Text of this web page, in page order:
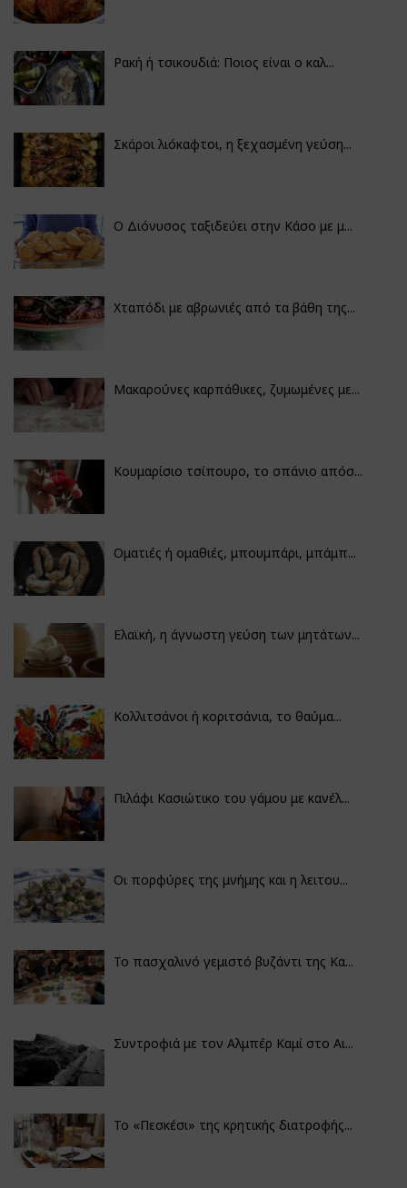
Ρακή ή τσικουδιά: Ποιος είναι ο καλ...
Σκάροι λιόκαφτοι, η ξεχασμένη γεύση...
Ο Διόνυσος ταξιδεύει στην Κάσο με μ...
Χταπόδι με αβρωνιές από τα βάθη της...
Μακαρούνες καρπάθικες, ζυμωμένες με...
Κουμαρίσιο τσίπουρο, το σπάνιο απόσ...
Οματιές ή ομαθιές, μπουμπάρι, μπάμπ...
Ελαϊκή, η άγνωστη γεύση των μητάτων...
Κολλιτσάνοι ή κοριτσάνια, το θαύμα...
Πιλάφι Κασιώτικο του γάμου με κανέλ...
Οι πορφύρες της μνήμης και η λειτου...
Το πασχαλινό γεμιστό βυζάντι της Κα...
Συντροφιά με τον Αλμπέρ Καμί στο Αι...
Το «Πεσκέσι» της κρητικής διατροφής...